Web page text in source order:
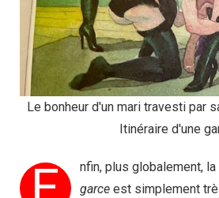
Le bonheur d'un mari travesti par
Itinéraire d'une
nfin, plus globalement, la
garce est simplement